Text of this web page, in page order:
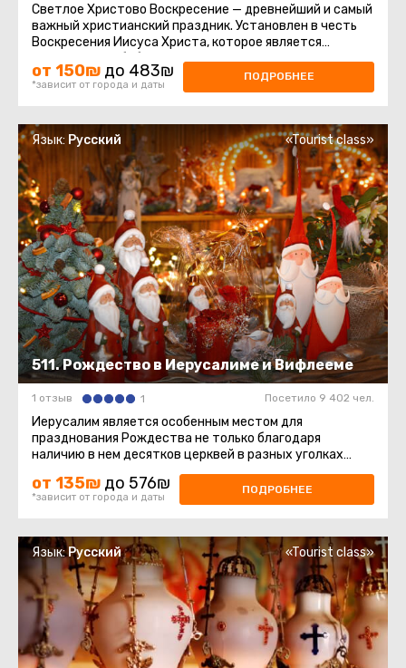
Светлое Христово Воскресение — древнейший и самый
важный христианский праздник. Установлен в честь
Воскресения Иисуса Христа, которое является
центром всей библейской ...
от 150₪ до 483₪
*зависит от города и даты
ПОДРОБНЕЕ
511. Рождество в Иерусалиме и Вифлееме
Язык: Русский «Tourist class»
1 отзыв 1 Посетило 9 402 чел.
Иерусалим является особенным местом для
празднования Рождества не только благодаря
наличию в нем десятков церквей в разных уголках
Старого города и окрестностях ...
от 135₪ до 576₪
*зависит от города и даты
ПОДРОБНЕЕ
Язык:Русский «Tourist class»